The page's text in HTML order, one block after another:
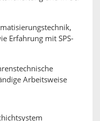
Erfahrung mit SPS-
Arbeitsweise